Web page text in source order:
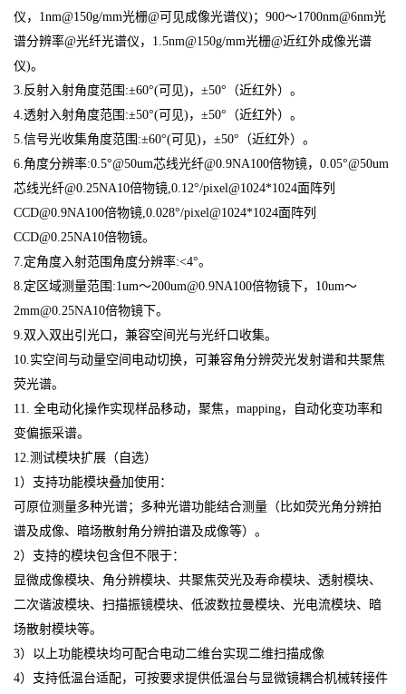
仪，1nm@150g/mm光栅@可见成像光谱仪)；900～1700nm@6nm光
谱分辨率@光纤光谱仪，1.5nm@150g/mm光栅@近红外成像光谱
仪)。
3.反射入射角度范围:±60°(可见)，±50°（近红外）。
4.透射入射角度范围:±50°(可见)，±50°（近红外）。
5.信号光收集角度范围:±60°(可见)，±50°（近红外）。
6.角度分辨率:0.5°@50um芯线光纤@0.9NA100倍物镜，0.05°@50um
芯线光纤@0.25NA10倍物镜,0.12°/pixel@1024*1024面阵列
CCD@0.9NA100倍物镜,0.028°/pixel@1024*1024面阵列
CCD@0.25NA10倍物镜。
7.定角度入射范围角度分辨率:<4°。
8.定区域测量范围:1um～200um@0.9NA100倍物镜下，10um～
2mm@0.25NA10倍物镜下。
9.双入双出引光口，兼容空间光与光纤口收集。
10.实空间与动量空间电动切换，可兼容角分辨荧光发射谱和共聚焦
荧光谱。
11. 全电动化操作实现样品移动，聚焦，mapping，自动化变功率和
变偏振采谱。
12.测试模块扩展（自选）
1）支持功能模块叠加使用：
可原位测量多种光谱；多种光谱功能结合测量（比如荧光角分辨拍
谱及成像、暗场散射角分辨拍谱及成像等）。
2）支持的模块包含但不限于：
显微成像模块、角分辨模块、共聚焦荧光及寿命模块、透射模块、
二次谐波模块、扫描振镜模块、低波数拉曼模块、光电流模块、暗
场散射模块等。
3）以上功能模块均可配合电动二维台实现二维扫描成像
4）支持低温台适配，可按要求提供低温台与显微镜耦合机械转接件